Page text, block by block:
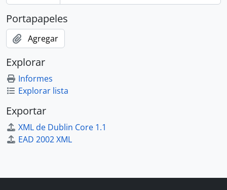
Portapapeles
Agregar
Explorar
Informes
Explorar lista
Exportar
XML de Dublin Core 1.1
EAD 2002 XML